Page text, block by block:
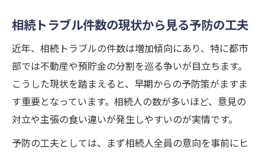
相続トラブル件数の現状から見る予防の工夫
近年、相続トラブルの件数は増加傾向にあり、特に都市
部では不動産や預貯金の分割を巡る争いが目立ちます。
こうした現状を踏まえると、早期からの予防策がますま
す重要となっています。相続人の数が多いほど、意見の
対立や主張の食い違いが発生しやすいのが実情です。
予防の工夫としては、まず相続人全員の意向を事前にヒ